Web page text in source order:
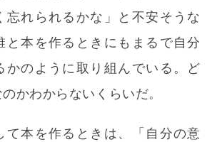
忘れられるかな」と不安そうな
と本を作るときにもまるで自分
かのように取り組んでいる。ど
かわからないくらいだ。
て本を作るときは、「自分の意